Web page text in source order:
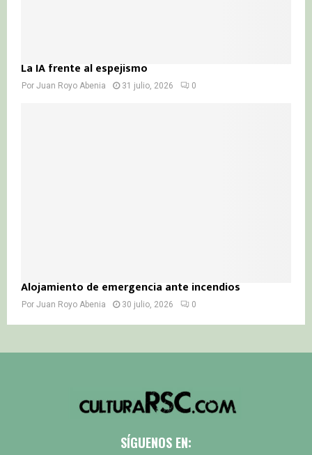
La IA frente al espejismo
Por Juan Royo Abenia 31 julio, 2026 0
Alojamiento de emergencia ante incendios
Por Juan Royo Abenia 30 julio, 2026 0
SÍGUENOS EN: